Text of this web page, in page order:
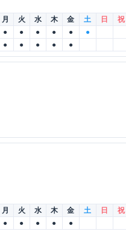
月 火 水 木 金 土 日
祝
● ● ● ● ●
●
● ● ● ● ●
月 火 水 木 金 土 日
祝
● ● ● ● ●